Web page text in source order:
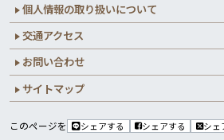
個人情報の取り扱いについて
交通アクセス
お問い合わせ
サイトマップ
このページを シェアする シェアする シェ